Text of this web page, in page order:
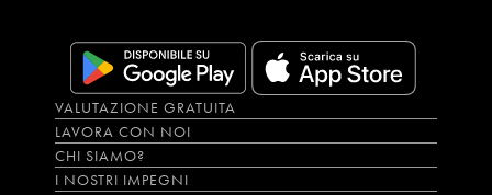
VALUTAZIONE GRATUITA
LAVORA CON NOI
CHI SIAMO?
I NOSTRI IMPEGNI